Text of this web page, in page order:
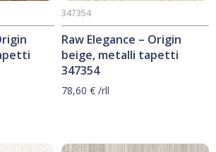
Raw Elegance – Origin
beige, metalli tapetti
347354
347354
78,60 € /rll